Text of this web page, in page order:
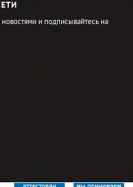
и подписывайтесь на